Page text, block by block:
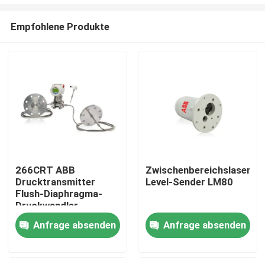
Empfohlene Produkte
266CRT ABB
Drucktransmitter
Flush-Diaphragma-
Druckwandler
Anfrage absenden
Zwischenbereichslaser-
Level-Sender LM80
Anfrage absenden